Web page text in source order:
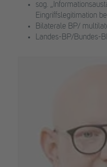
sog.
Eingriffslegitimation
Bilaterale BP/
Landes-BP/Bundes-